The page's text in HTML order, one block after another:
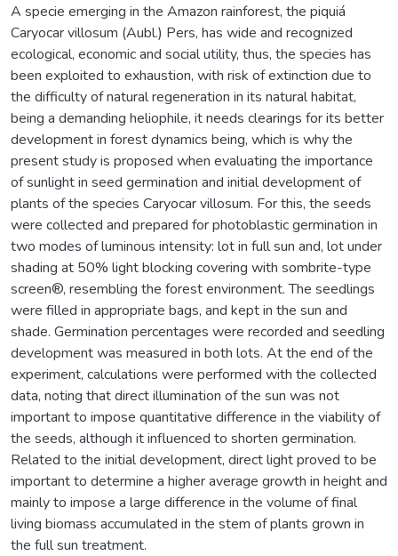
A specie emerging in the Amazon rainforest, the piquiá
Caryocar villosum (Aubl.) Pers, has wide and recognized
ecological, economic and social utility, thus, the species has
been exploited to exhaustion, with risk of extinction due to
the difficulty of natural regeneration in its natural habitat,
being a demanding heliophile, it needs clearings for its better
development in forest dynamics being, which is why the
present study is proposed when evaluating the importance
of sunlight in seed germination and initial development of
plants of the species Caryocar villosum. For this, the seeds
were collected and prepared for photoblastic germination in
two modes of luminous intensity: lot in full sun and, lot under
shading at 50% light blocking covering with sombrite-type
screen®, resembling the forest environment. The seedlings
were filled in appropriate bags, and kept in the sun and
shade. Germination percentages were recorded and seedling
development was measured in both lots. At the end of the
experiment, calculations were performed with the collected
data, noting that direct illumination of the sun was not
important to impose quantitative difference in the viability of
the seeds, although it influenced to shorten germination.
Related to the initial development, direct light proved to be
important to determine a higher average growth in height and
mainly to impose a large difference in the volume of final
living biomass accumulated in the stem of plants grown in
the full sun treatment.